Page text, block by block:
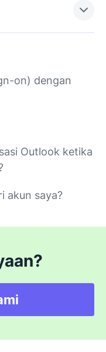
on) dengan
Outlook ketika
akun saya?